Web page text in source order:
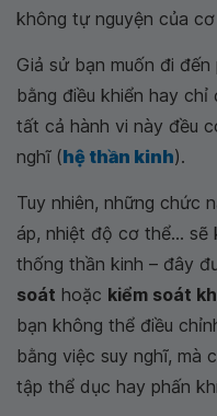
không tự nguyện của
Giả sử bạn muốn đi
bằng điều khiển hay
tất cả hành vi này đều
nghĩ (hệ thần kinh).
Tuy nhiên, những chức
áp, nhiệt độ cơ thể... sẽ
thống thần kinh – đây
soát hoặc kiểm soát
bạn không thể điều
bằng việc suy nghĩ, mà
tập thể dục hay phấn